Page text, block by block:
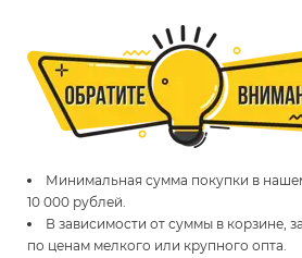
Минимальная сумма покупки в
10 000 рублей.
В зависимости от суммы в корзине,
по ценам мелкого или крупного опта.